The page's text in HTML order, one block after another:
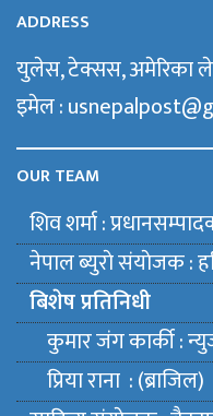
ADDRESS
युलेस, टेक्सस, अमेरिका
इमेल :
OUR TEAM
शिव शर्मा :
नेपाल ब्युराे संयाेजक :
बिशेष प्रतिनिधी
कुमार जंग कार्की :
प्रिया राना : (ब्राजिल)